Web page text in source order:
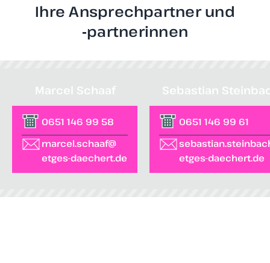
Ihre Ansprechpartner und
‑partnerinnen
Marcel Schaaf
0651 146 99 58
marcel.schaaf@
etges-daechert.de
Sebastian
0651 146 99 61
etges-daechert.de